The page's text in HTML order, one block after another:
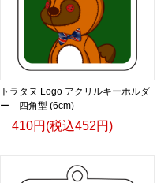
トラタヌ Logo アクリルキーホルダ
ー 四角型 (6cm)
410円(税込452円)